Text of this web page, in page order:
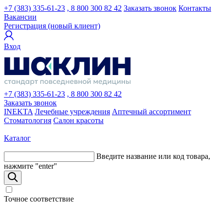
+7 (383) 335-61-23 , 8 800 300 82 42 Заказать звонок Контакты
Вакансии
Регистрация (новый клиент)
Вход
+7 (383) 335-61-23 , 8 800 300 82 42
Заказать звонок
INEKTA Лечебные учреждения Аптечный ассортимент
Стоматология Салон красоты
Каталог
Введите название или код товара,
нажмите "enter"
Точное соответствие